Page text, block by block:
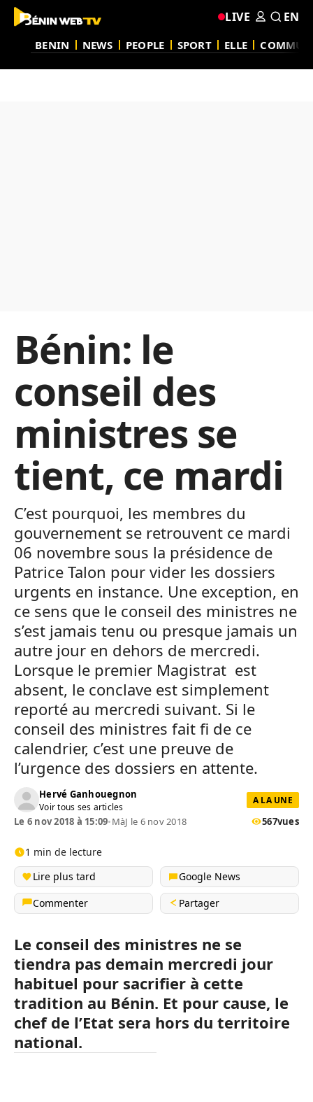
BENIN NEWS PEOPLE SPORT ELLE
LIVE EN
Bénin: le
conseil des
ministres se
tient, ce mardi
C’est pourquoi, les membres du
gouvernement se retrouvent ce mardi
06 novembre sous la présidence de
Patrice Talon pour vider les dossiers
urgents en instance. Une exception, en
ce sens que le conseil des ministres ne
s’est jamais tenu ou presque jamais un
autre jour en dehors de mercredi.
Lorsque le premier Magistrat est
absent, le conclave est simplement
reporté au mercredi suivant. Si le
conseil des ministres fait fi de ce
calendrier, c’est une preuve de
l’urgence des dossiers en attente.
Hervé Ganhouegnon
Voir tous ses articles
A LA UNE
Le 6 nov 2018 à 15:09•MàJ le 6 nov 2018 567vues
1 min de lecture
Lire plus tard
Google News
Commenter
Partager
Le conseil des ministres ne se
tiendra pas demain mercredi jour
habituel pour sacrifier à cette
tradition au Bénin. Et pour cause, le
chef de l’Etat sera hors du territoire
national.